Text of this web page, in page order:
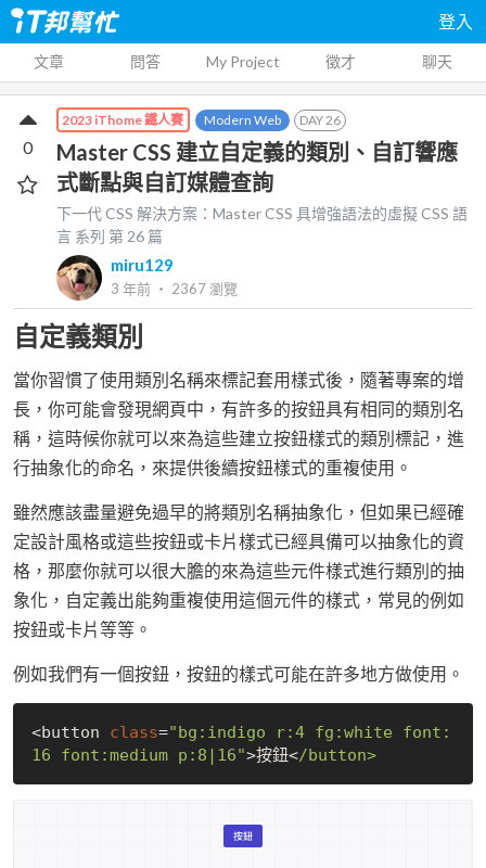
登入
文章 問答 My Project 徵才 聊天
2023 iThome 鐵人賽 Modern Web DAY26
Master CSS 建立自定義的類別、自訂響應
式斷點與自訂媒體查詢
下一代 CSS 解決方案：Master CSS 具增強語法的虛擬 CSS 語
言 系列 第26 篇
miru129
3 年前 ‧ 2367瀏覽
0
自定義類別
當你習慣了使用類別名稱來標記套用樣式後，隨著專案的增
長，你可能會發現網頁中，有許多的按鈕具有相同的類別名
稱，這時候你就可以來為這些建立按鈕樣式的類別標記，進
行抽象化的命名，來提供後續按鈕樣式的重複使用。
雖然應該盡量避免過早的將類別名稱抽象化，但如果已經確
定設計風格或這些按鈕或卡片樣式已經具備可以抽象化的資
格，那麼你就可以很大膽的來為這些元件樣式進行類別的抽
象化，自定義出能夠重複使用這個元件的樣式，常見的例如
按鈕或卡片等等。
例如我們有一個按鈕，按鈕的樣式可能在許多地方做使用。
<button class="bg:indigo r:4 fg:white font:
16 font:medium p:8|16">按鈕< /button>